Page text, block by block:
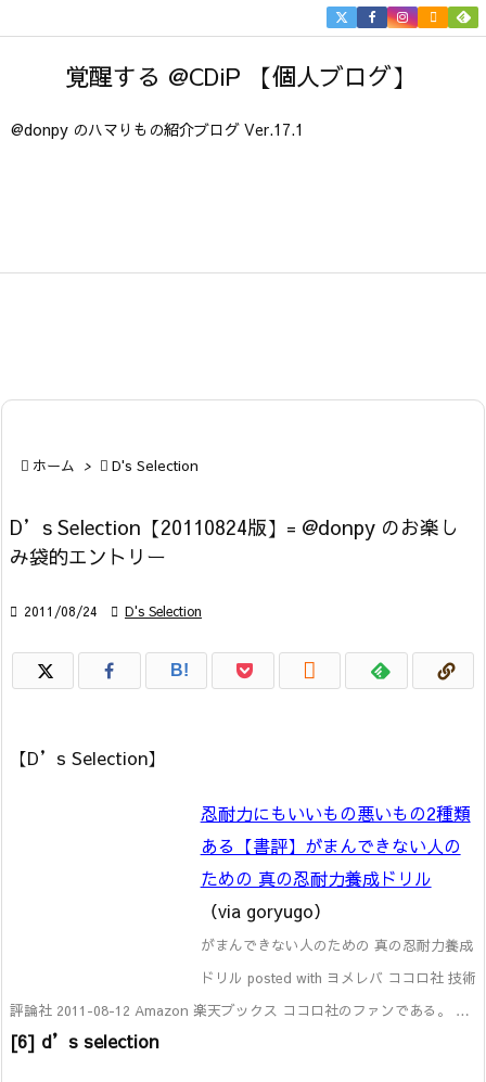
覚醒する @CDiP 【個人ブログ】
@donpy のハマりもの紹介ブログ Ver.17.1


 ホーム >  D's Selection
D’s Selection【20110824版】= @donpy のお楽し
み袋的エントリー
 2011/08/24  D's Selection
B! 
【D’s Selection】
忍耐力にもいいもの悪いもの2種類
ある【書評】がまんできない人の
ための 真の忍耐力養成ドリル
（via goryugo）
がまんできない人のための 真の忍耐力養成
ドリル posted with ヨメレバ ココロ社 技術
評論社 2011-08-12 Amazon 楽天ブックス ココロ社のファンである。 …
[6] d’s selection